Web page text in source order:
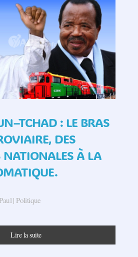
: LE BRAS
DES
À LA
| Politique
Lire la suite